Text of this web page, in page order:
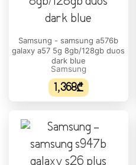
HDR მხარდაჭერა დიახ
ეკრანის ტიპი Super AMOLED
განახლების სიხშირე 120 Hz
პიქსელი თითოეულ ინჩზე 385
სიკაშკაშე 1900 nits (peak)
ეკრანის დაცვა Corning
Samsung - samsung a576b
galaxy a57 5g 8gb/128gb duos
dark blue
Samsung
1,368₾